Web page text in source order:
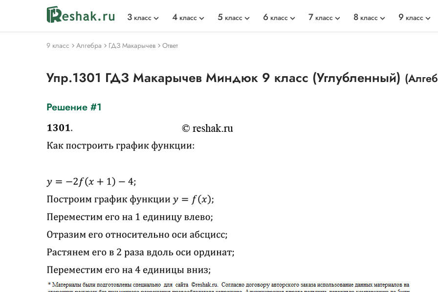
3 класс 4 класс 5 класс 6 класс 7 класс 8 класс 9 класс
9 класс Алгебра ГДЗ Макарычев Ответ
Упр.1301 ГДЗ Макарычев Миндюк 9 класс (Углубленный)
Решение #1